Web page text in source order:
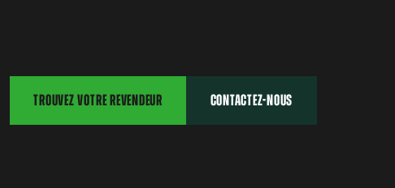
TROUVEZ VOTRE REVENDEUR CONTACTEZ-NOUS